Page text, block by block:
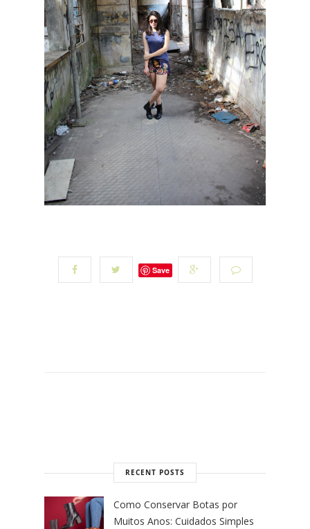
Save
RECENT POSTS
Como Conservar Botas por
Muitos Anos: Cuidados Simples